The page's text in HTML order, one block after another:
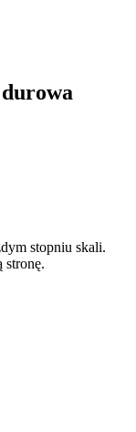
stopniu skali.